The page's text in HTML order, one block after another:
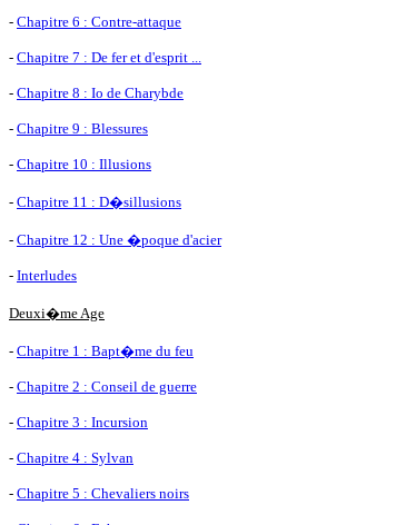
- Chapitre 6 : Contre-attaque
- Chapitre 7 : De fer et d'esprit ...
- Chapitre 8 : Io de Charybde
- Chapitre 9 : Blessures
- Chapitre 10 : Illusions
- Chapitre 11 : D�sillusions
- Chapitre 12 : Une �poque d'acier
- Interludes
Deuxi�me Age
- Chapitre 1 : Bapt�me du feu
- Chapitre 2 : Conseil de guerre
- Chapitre 3 : Incursion
- Chapitre 4 : Sylvan
- Chapitre 5 : Chevaliers noirs